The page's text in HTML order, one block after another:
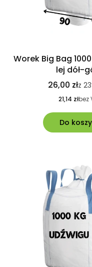
Worek Big Bag
lej dół-
26,00 złz
21,14 złbez
Do